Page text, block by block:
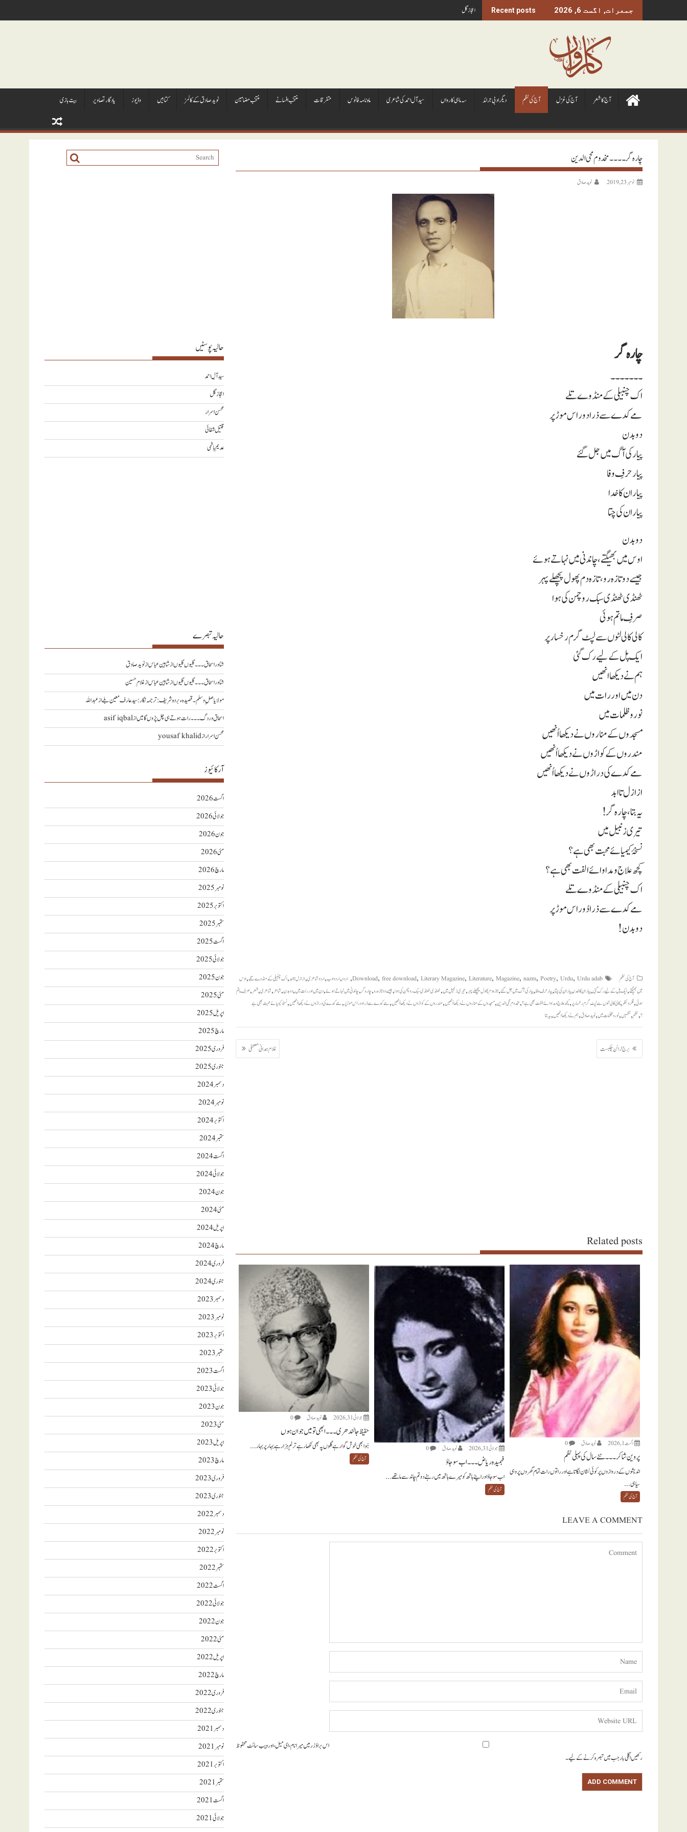
جمعرات, اگست 6, 2026 Recent posts اعجاز گل
آج کا شعر آج کی غزل آج کی نظم ديگر ادبی جرائد سہ ماہی کارواں سيد آل احمد کی شاعری ماہ نامہ فانوس متفرقات منتخب افسانے منتخب مضامين نويد صادق کے کالمز کتابيں وڈيوز يادگار تصاوير بیت بازی
چارہ گر ۔۔۔۔ مخدوم محی الدین
نومبر 23, 2019 نويد صادق
چارہ گر
۔۔۔۔۔۔۔
اک چنبیلی کے منڈوے تلے
مے کدے سے ذرا دور اس موڑ پر
دو بدن
پیار کی آگ میں جل گئے
پیار حرفِ وفا
پیار ان کا خدا
پیار ان کی چتا
دو بدن
اوس میں بھیگتے،چاندنی میں نہاتے ہوئے
جیسے دو تازہ رو، تازہ دم پھول پچھلے پہر
ٹھنڈی ٹھنڈی سبک رو چمن کی ہوا
صرفِ ماتم ہوئی
کالی کالی لٹوں سے لپٹ گرم رخسار پر
ایک پل کے لیے رک گئی
ہم نے دیکھا انھیں
دن میں اور رات میں
نور و ظلمات میں
مسجدوں کے مناروں نے دیکھا اُنھیں
مندروں کے کواڑوں نے دیکھا اُنھیں
مے کدے کی دراڑوں نے دیکھا اُنھیں
از ازل تا ابد
یہ بتا، چارہ گر!
تیری زنبیل میں
نسخۂ کیمیائے محبت بھی ہے ؟
کچھ علاج و مداوائے الفت بھی ہے ؟
اک چنبیلی کے منڈوے تلے
مے کدے سے ذرا دُور اس موڑ پر
دو بدن!
آج کی نظم Download, free download, Literary Magazine, Literature, Magazine, nazm, Poetry, Urdu, Urdu adab
, اردو,اردو ادب,اردو شاعری,از ازل تا ابد,اک چنبیلی کے منڈوے تلے,اوس
میں بھیگتے,ایک پل کے لیے رک گئی,پیار ان کا خدا,پیار ان کی چتا,پیار حرفِ وفا,پیار کی آگ میں جل گئے,تازہ دم پھول پچھلے پہر,تیری زنبیل میں,ٹھنڈی ٹھنڈی سبک رو چمن کی ہوا,جیسے دو تازہ رو,چارہ گر,چاندنی میں نہاتے ہوئے,دن میں اور رات میں,دو بدن,شاعر,شاعری,شعر,صرفِ ماتم
ہوئی,فکر و نظر,کالی کالی لٹوں سے لپٹ گرم رخسار پر,کچھ علاج و مداوائے الفت بھی ہے ؟,مخدوم محی الدین,مسجدوں کے مناروں نے دیکھا اُنھیں,مندروں کے کواڑوں نے دیکھا اُنھیں,مے کدے سے ذرا دور اس موڑ پر,مے کدے کی دراڑوں نے دیکھا اُنھیں,نسخۂ کیمیائے محبت بھی ہے
؟,نظم,نظمیں,نور و ظلمات میں,نوید صادق,ہم نے دیکھا انھیں,یہ بتا
پوسٹوں
کی
برج نرائن چکبست غلام ہمدانی مصحفی
Related posts
اگست 1, 2026 نويد صادق 0
پروین شاکر ۔۔۔ نئے سال کی پہلی نظم
اندیشوں کے دروازوں پر کوئی نشان لگاتا ہے اور راتوں رات تمام گھروں پر وہی
سیاہی...
آج کی نظم
جولائی 31, 2026 نويد صادق 0
فہمیدہ ریاض ۔۔۔ اب سو جاؤ
اب سو جاؤ اور اپنے ہاتھ کو میرے ہاتھ میں رہنے دو تم چاند سے ماتھے...
آج کی نظم
جولائی 31, 2026 نويد صادق 0
حفیظ جالندھری ۔۔۔ ابھی تو میں جوان ہوں
ہَوا بھی خوش گوار ہے گلوں پہ بھی نکھار ہے ترنمِ ہزار ہے بہار پر بہار...
آج کی نظم
LEAVE A COMMENT
اس براؤزر میں میرا نام، ای میل، اور ویب سائٹ محفوظ
رکھیں اگلی بار جب میں تبصرہ کرنے کےلیے۔
حالیہ پوسٹیں
سید آلِ احمد
اعجاز گل
محسن اسرار
قتیل شفائی
عدیم ہاشمی
حالیہ تبصرے
شناور اسحاق ۔۔۔ گلیوں گلیوں از شاہین عباسازنويد صادق
شناور اسحاق ۔۔۔ گلیوں گلیوں از شاہین عباسازغلام حسین
مولا یا صلِ وسلم ۔قصیدہ ء بردہ شریف: ترجمہ نگار : سید عارف معین بلےازعبداللہ
اسحاق وردگ ۔۔۔ رات ہوتے ہی چل پڑوں گا میںازasif iqbal
محسن اسرارازyousaf khalid
آرکائیوز
اگست 2026
جولائی 2026
جون 2026
مئی 2026
مارچ 2026
نومبر 2025
اکتوبر 2025
ستمبر 2025
اگست 2025
جولائی 2025
جون 2025
مئی 2025
اپریل 2025
مارچ 2025
فروری 2025
جنوری 2025
دسمبر 2024
نومبر 2024
اکتوبر 2024
ستمبر 2024
اگست 2024
جولائی 2024
جون 2024
مئی 2024
اپریل 2024
مارچ 2024
فروری 2024
جنوری 2024
دسمبر 2023
نومبر 2023
اکتوبر 2023
ستمبر 2023
اگست 2023
جولائی 2023
جون 2023
مئی 2023
اپریل 2023
مارچ 2023
فروری 2023
جنوری 2023
دسمبر 2022
نومبر 2022
اکتوبر 2022
ستمبر 2022
اگست 2022
جولائی 2022
جون 2022
مئی 2022
اپریل 2022
مارچ 2022
فروری 2022
جنوری 2022
دسمبر 2021
نومبر 2021
اکتوبر 2021
ستمبر 2021
اگست 2021
جولائی 2021